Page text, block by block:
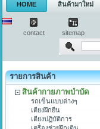
HOME สินค้ามาใหม่
contact sitemap
รายการสินค้า
สินค้ากายภาพบำบัด
รถเข็นแบบต่างๆ
เตียงฝึกยืน
เตียงปฏิบัติการ